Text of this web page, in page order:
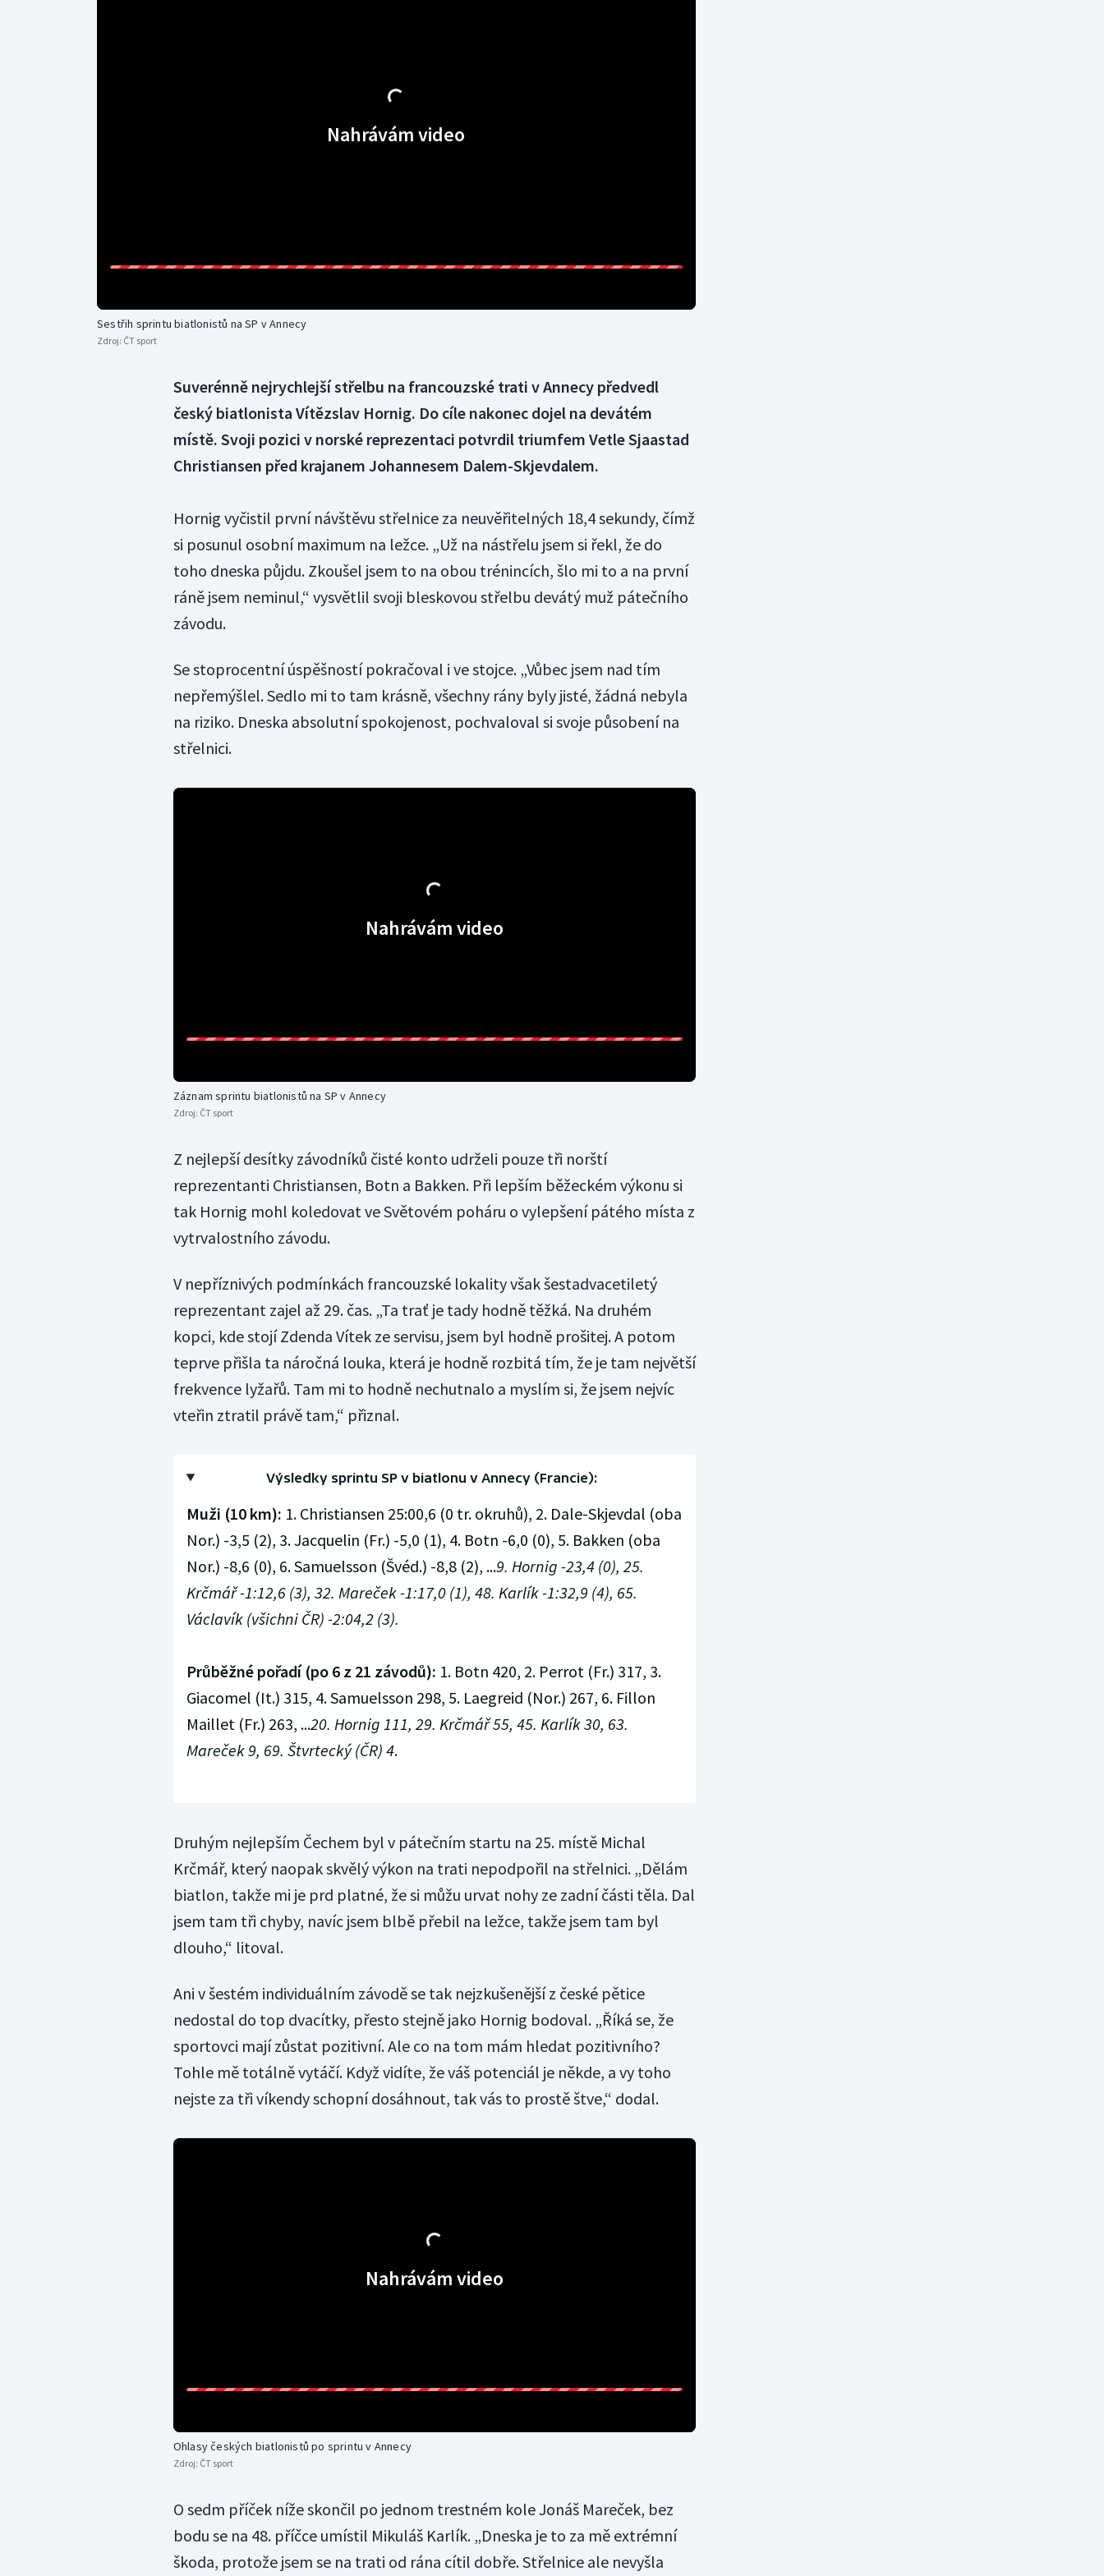
Nahrávám video
Sestřih sprintu biatlonistů na SP v Annecy
Zdroj: ČT sport
Suverénně nejrychlejší střelbu na francouzské trati v Annecy předvedl
český biatlonista Vítězslav Hornig. Do cíle nakonec dojel na devátém
místě. Svoji pozici v norské reprezentaci potvrdil triumfem Vetle Sjaastad
Christiansen před krajanem Johannesem Dalem-Skjevdalem.
Hornig vyčistil první návštěvu střelnice za neuvěřitelných 18,4 sekundy, čímž
si posunul osobní maximum na ležce. „Už na nástřelu jsem si řekl, že do
toho dneska půjdu. Zkoušel jsem to na obou trénincích, šlo mi to a na první
ráně jsem neminul,“ vysvětlil svoji bleskovou střelbu devátý muž pátečního
závodu.
Se stoprocentní úspěšností pokračoval i ve stojce. „Vůbec jsem nad tím
nepřemýšlel. Sedlo mi to tam krásně, všechny rány byly jisté, žádná nebyla
na riziko. Dneska absolutní spokojenost, pochvaloval si svoje působení na
střelnici.
Nahrávám video
Záznam sprintu biatlonistů na SP v Annecy
Zdroj: ČT sport
Z nejlepší desítky závodníků čisté konto udrželi pouze tři norští
reprezentanti Christiansen, Botn a Bakken. Při lepším běžeckém výkonu si
tak Hornig mohl koledovat ve Světovém poháru o vylepšení pátého místa z
vytrvalostního závodu.
V nepříznivých podmínkách francouzské lokality však šestadvacetiletý
reprezentant zajel až 29. čas. „Ta trať je tady hodně těžká. Na druhém
kopci, kde stojí Zdenda Vítek ze servisu, jsem byl hodně prošitej. A potom
teprve přišla ta náročná louka, která je hodně rozbitá tím, že je tam největší
frekvence lyžařů. Tam mi to hodně nechutnalo a myslím si, že jsem nejvíc
vteřin ztratil právě tam,“ přiznal.
Výsledky sprintu SP v biatlonu v Annecy (Francie):
Muži (10 km): 1. Christiansen 25:00,6 (0 tr. okruhů), 2. Dale-Skjevdal (oba
Nor.) -3,5 (2), 3. Jacquelin (Fr.) -5,0 (1), 4. Botn -6,0 (0), 5. Bakken (oba
Nor.) -8,6 (0), 6. Samuelsson (Švéd.) -8,8 (2), ...9. Hornig -23,4 (0), 25.
Krčmář -1:12,6 (3), 32. Mareček -1:17,0 (1), 48. Karlík -1:32,9 (4), 65.
Václavík (všichni ČR) -2:04,2 (3).
Průběžné pořadí (po 6 z 21 závodů): 1. Botn 420, 2. Perrot (Fr.) 317, 3.
Giacomel (It.) 315, 4. Samuelsson 298, 5. Laegreid (Nor.) 267, 6. Fillon
Maillet (Fr.) 263, ...20. Hornig 111, 29. Krčmář 55, 45. Karlík 30, 63.
Mareček 9, 69. Štvrtecký (ČR) 4.
Druhým nejlepším Čechem byl v pátečním startu na 25. místě Michal
Krčmář, který naopak skvělý výkon na trati nepodpořil na střelnici. „Dělám
biatlon, takže mi je prd platné, že si můžu urvat nohy ze zadní části těla. Dal
jsem tam tři chyby, navíc jsem blbě přebil na ležce, takže jsem tam byl
dlouho,“ litoval.
Ani v šestém individuálním závodě se tak nejzkušenější z české pětice
nedostal do top dvacítky, přesto stejně jako Hornig bodoval. „Říká se, že
sportovci mají zůstat pozitivní. Ale co na tom mám hledat pozitivního?
Tohle mě totálně vytáčí. Když vidíte, že váš potenciál je někde, a vy toho
nejste za tři víkendy schopní dosáhnout, tak vás to prostě štve,“ dodal.
Nahrávám video
Ohlasy českých biatlonistů po sprintu v Annecy
Zdroj: ČT sport
O sedm příček níže skončil po jednom trestném kole Jonáš Mareček, bez
bodu se na 48. příčce umístil Mikuláš Karlík. „Dneska je to za mě extrémní
škoda, protože jsem se na trati od rána cítil dobře. Střelnice ale nevyšla